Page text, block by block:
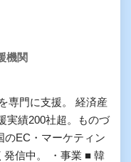
機関
専門に支援。 経済産
実績200社超。ものづ
のEC・マーケティン
発信中。 ・事業 ■ 韓